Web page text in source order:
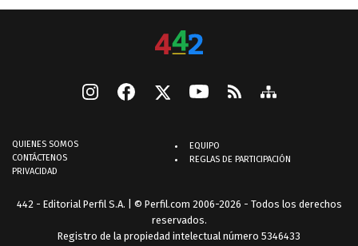
QUIENES SOMOS
CONTÁCTENOS
PRIVACIDAD
EQUIPO
REGLAS DE PARTICIPACIÓN
442 - Editorial Perfil S.A. | © Perfil.com 2006-2026 - Todos los derechos
reservados.
Registro de la propiedad intelectual número 5346433